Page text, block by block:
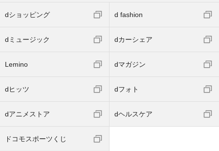
dショッピング d fashion
dミュージック dカーシェア
Lemino dマガジン
dヒッツ dフォト
dアニメストア dヘルスケア
ドコモスポーツくじ